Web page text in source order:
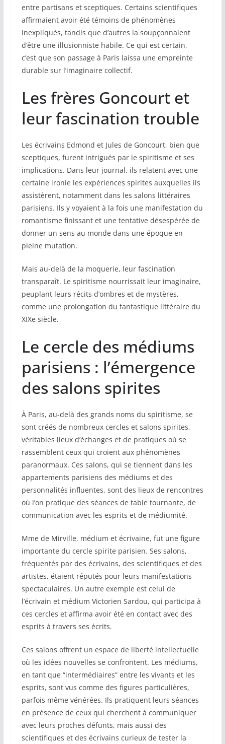
entre partisans et sceptiques. Certains scientifiques
affirmaient avoir été témoins de phénomènes
inexpliqués, tandis que d’autres la soupçonnaient
d’être une illusionniste habile. Ce qui est certain,
c’est que son passage à Paris laissa une empreinte
durable sur l’imaginaire collectif.
Les frères Goncourt et
leur fascination trouble
Les écrivains Edmond et Jules de Goncourt, bien que
sceptiques, furent intrigués par le spiritisme et ses
implications. Dans leur journal, ils relatent avec une
certaine ironie les expériences spirites auxquelles ils
assistèrent, notamment dans les salons littéraires
parisiens. Ils y voyaient à la fois une manifestation du
romantisme finissant et une tentative désespérée de
donner un sens au monde dans une époque en
pleine mutation.
Mais au-delà de la moquerie, leur fascination
transparaît. Le spiritisme nourrissait leur imaginaire,
peuplant leurs récits d’ombres et de mystères,
comme une prolongation du fantastique littéraire du
XIXe siècle.
Le cercle des médiums
parisiens : l’émergence
des salons spirites
À Paris, au-delà des grands noms du spiritisme, se
sont créés de nombreux cercles et salons spirites,
véritables lieux d’échanges et de pratiques où se
rassemblent ceux qui croient aux phénomènes
paranormaux. Ces salons, qui se tiennent dans les
appartements parisiens des médiums et des
personnalités influentes, sont des lieux de rencontres
où l’on pratique des séances de table tournante, de
communication avec les esprits et de médiumité.
Mme de Mirville, médium et écrivaine, fut une figure
importante du cercle spirite parisien. Ses salons,
fréquentés par des écrivains, des scientifiques et des
artistes, étaient réputés pour leurs manifestations
spectaculaires. Un autre exemple est celui de
l’écrivain et médium Victorien Sardou, qui participa à
ces cercles et affirma avoir été en contact avec des
esprits à travers ses écrits.
Ces salons offrent un espace de liberté intellectuelle
où les idées nouvelles se confrontent. Les médiums,
en tant que “intermédiaires” entre les vivants et les
esprits, sont vus comme des figures particulières,
parfois même vénérées. Ils pratiquent leurs séances
en présence de ceux qui cherchent à communiquer
avec leurs proches défunts, mais aussi des
scientifiques et des écrivains curieux de tester la